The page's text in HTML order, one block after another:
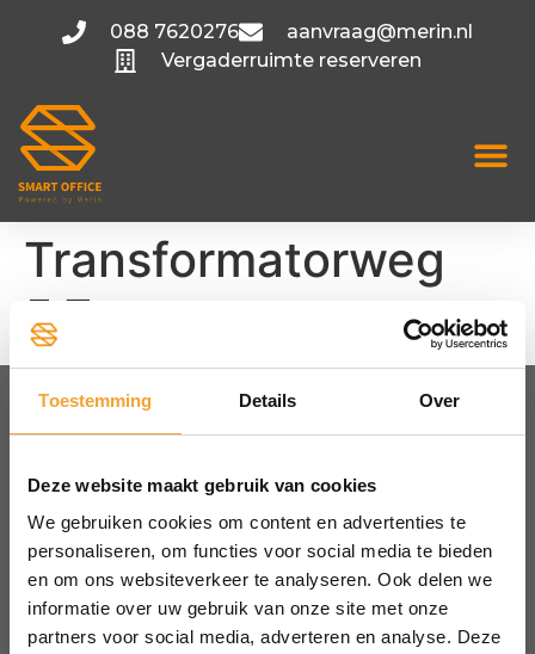
Toestemming Details Over
Deze website maakt gebruik van cookies
We gebruiken cookies om content en advertenties te
personaliseren, om functies voor social media te bieden
en om ons websiteverkeer te analyseren. Ook delen we
informatie over uw gebruik van onze site met onze
partners voor social media, adverteren en analyse. Deze
088 7620276
aanvraag@merin.nl
Vergaderruimte reserveren
Transformatorweg
5.7
Amsterdam
Utrecht
Hoofddorp
Bekijk alle locaties
MENU
Over Smart Office